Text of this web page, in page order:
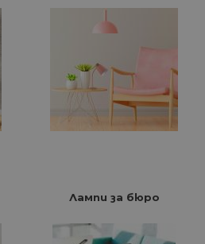
Лампи за бюро